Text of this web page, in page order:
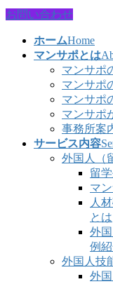
お問い合わせ
ホームHome
マンサポとは
マンサポ
マンサポ
マンサポ
マンサポ
事務所案
サービス内容
外国人（
留
マ
人
とは
外
例
外国人技
外